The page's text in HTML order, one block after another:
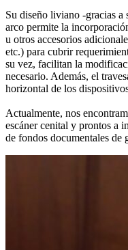
Su diseño liviano -gracias a
arco permite la
u otros accesorios
etc.) para cubrir
su vez, facilitan la
necesario. Además, el
horizontal de los
Actualmente, nos
escáner cenital y prontos a
de fondos documentales de